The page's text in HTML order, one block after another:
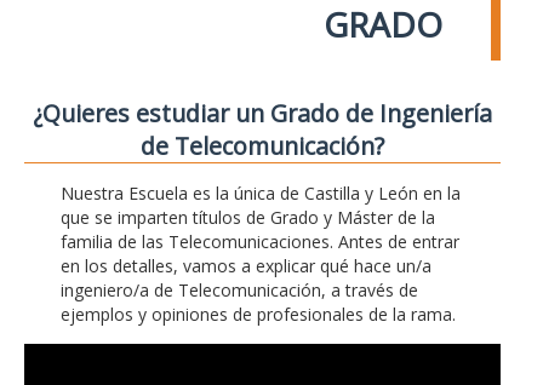
GRADO
¿Quieres estudiar un Grado de Ingeniería
de Telecomunicación?
Nuestra Escuela es la única de Castilla y León en la
que se imparten títulos de Grado y Máster de la
familia de las Telecomunicaciones. Antes de entrar
en los detalles, vamos a explicar qué hace un/a
ingeniero/a de Telecomunicación, a través de
ejemplos y opiniones de profesionales de la rama.